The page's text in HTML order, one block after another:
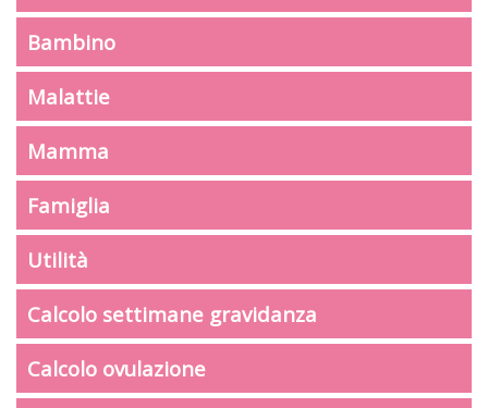
Bambino
Malattie
Mamma
Famiglia
Utilità
Calcolo settimane gravidanza
Calcolo ovulazione